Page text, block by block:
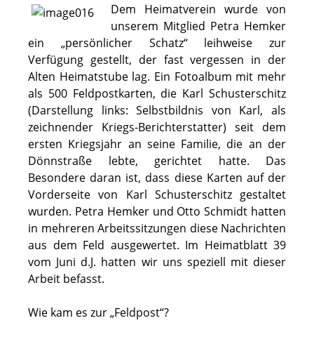
Dem Heimatverein wurde von
unserem Mitglied Petra Hemker
ein „persönlicher Schatz“ leihweise zur
Verfügung gestellt, der fast vergessen in der
Alten Heimatstube lag. Ein Fotoalbum mit mehr
als 500 Feldpostkarten, die Karl Schusterschitz
(Darstellung links: Selbstbildnis von Karl, als
zeichnender Kriegs-Berichterstatter) seit dem
ersten Kriegsjahr an seine Familie, die an der
Dönnstraße lebte, gerichtet hatte. Das
Besondere daran ist, dass diese Karten auf der
Vorderseite von Karl Schusterschitz gestaltet
wurden. Petra Hemker und Otto Schmidt hatten
in mehreren Arbeitssitzungen diese Nachrichten
aus dem Feld ausgewertet. Im Heimatblatt 39
vom Juni d.J. hatten wir uns speziell mit dieser
Arbeit befasst.
Wie kam es zur „Feldpost“?